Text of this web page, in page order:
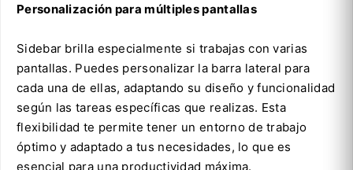
Personalización para múltiples pantallas
Sidebar brilla especialmente si trabajas con varias
pantallas. Puedes personalizar la barra lateral para
cada una de ellas, adaptando su diseño y funcionalidad
según las tareas específicas que realizas. Esta
flexibilidad te permite tener un entorno de trabajo
óptimo y adaptado a tus necesidades, lo que es
esencial para una productividad máxima.